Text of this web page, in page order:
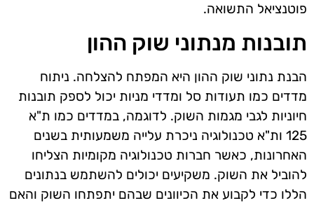
פוטנציאל התשואה.
תובנות מנתוני שוק ההון
הבנת נתוני שוק ההון היא המפתח להצלחה. ניתוח
מדדים כמו תעודות סל ומדדי מניות יכול לספק תובנות
חיוניות לגבי מגמות השוק. לדוגמה, במדדים כמו ת"א
125 ות"א טכנולוגיה ניכרת עלייה משמעותית בשנים
האחרונות, כאשר חברות טכנולוגיה מקומיות הצליחו
להוביל את השוק. משקיעים יכולים להשתמש בנתונים
הללו כדי לקבוע את הכיוונים שבהם יתפתחו השוק והאם